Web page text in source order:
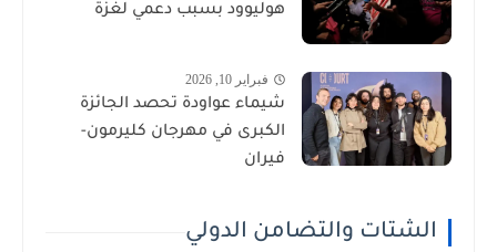
هوليوود بسبب دعمي لغزة
فبراير 10, 2026
شيماء عواودة تحصد الجائزة
الكبرى في مهرجان كليرمون-
فيران
الشتات والتضامن الدولي